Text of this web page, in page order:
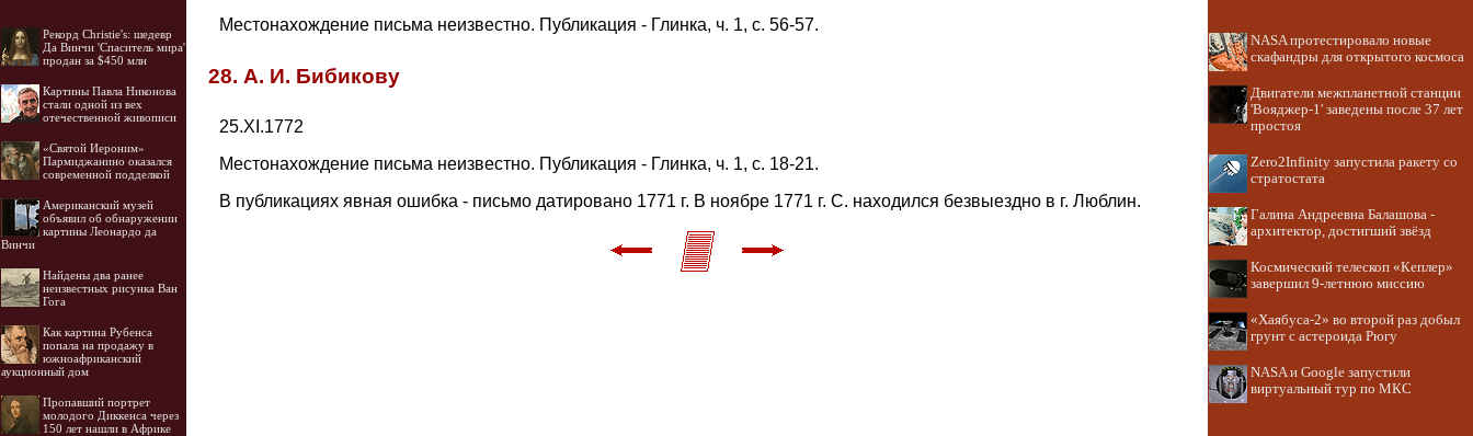
Рекорд Christie's: шедевр
Да Винчи 'Спаситель мира'
продан за $450 млн
Картины Павла Никонова
стали одной из вех
отечественной живописи
«Святой Иероним»
Пармиджанино оказался
современной подделкой
Американский музей
объявил об обнаружении
картины Леонардо да
Винчи
Найдены два ранее
неизвестных рисунка Ван
Гога
Как картина Рубенса
попала на продажу в
южноафриканский
аукционный дом
Пропавший портрет
молодого Диккенса через
150 лет нашли в Африке
Местонахождение письма неизвестно. Публикация - Глинка, ч. 1, с. 56-57.
28. А. И. Бибикову
25.XI.1772
Местонахождение письма неизвестно. Публикация - Глинка, ч. 1, с. 18-21.
В публикациях явная ошибка - письмо датировано 1771 г. В ноябре 1771 г. С. находился безвыездно в г. Люблин.
NASA протестировало новые
скафандры для открытого космоса
Двигатели межпланетной станции
'Вояджер-1' заведены после 37 лет
простоя
Zero2Infinity запустила ракету со
стратостата
Галина Андреевна Балашова -
архитектор, достигший звёзд
Космический телескоп «Кеплер»
завершил 9-летнюю миссию
«Хаябуса-2» во второй раз добыл
грунт с астероида Рюгу
NASA и Google запустили
виртуальный тур по МКС